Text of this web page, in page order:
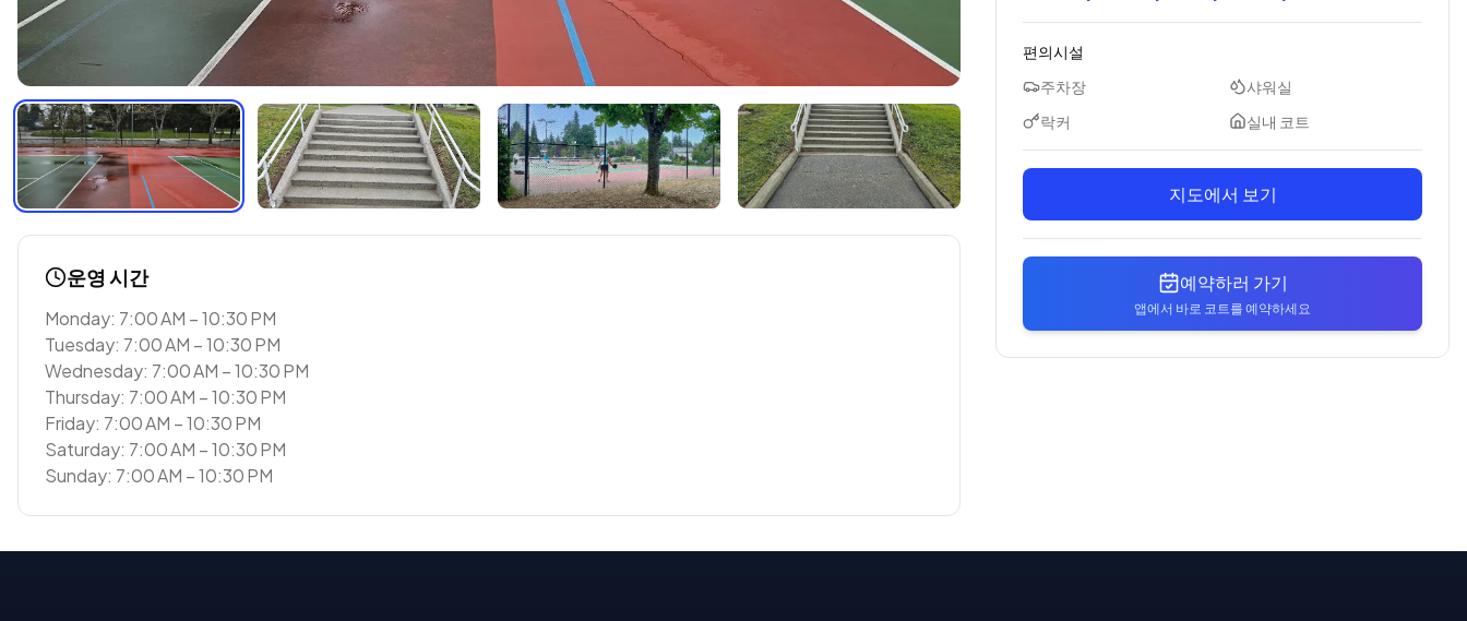
운영 시간
Monday: 7:00 AM – 10:30 PM
Tuesday: 7:00 AM – 10:30 PM
Wednesday: 7:00 AM – 10:30 PM
Thursday: 7:00 AM – 10:30 PM
Friday: 7:00 AM – 10:30 PM
Saturday: 7:00 AM – 10:30 PM
Sunday: 7:00 AM – 10:30 PM
편의시설
주차장
샤워실
락커
실내 코트
지도에서 보기
예약하러 가기
앱에서 바로 코트를 예약하세요